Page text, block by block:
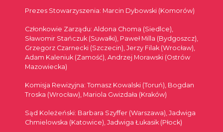
Prezes Stowarzyszenia: Marcin Dybowski (Komorów)
Członkowie Zarządu: Aldona Choma (Siedlce),
Sławomir Stańczuk (Suwałki), Paweł Milla (Bydgoszcz),
Grzegorz Czarnecki (Szczecin), Jerzy Filak (Wrocław),
Adam Kaleniuk (Zamość), Andrzej Morawski (Ostrów
Mazowiecka)
Komisja Rewizyjna: Tomasz Kowalski (Toruń), Bogdan
Troska (Wrocław), Mariola Gwizdała (Kraków)
Sąd Koleżeński: Barbara Szyffer (Warszawa), Jadwiga
Chmielowska (Katowice), Jadwiga Łukasik (Płock)